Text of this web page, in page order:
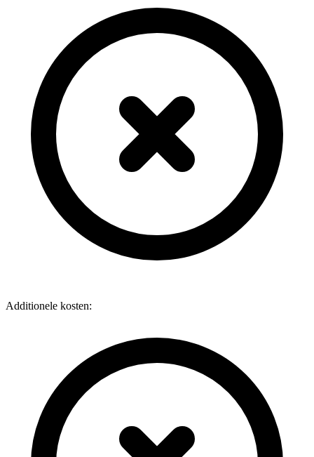
Additionele kosten: